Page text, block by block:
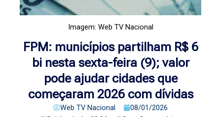
Imagem: Web TV Nacional
FPM: municípios partilham R$ 6
bi nesta sexta-feira (9); valor
pode ajudar cidades que
começaram 2026 com dívidas
Web TV Nacional
08/01/2026